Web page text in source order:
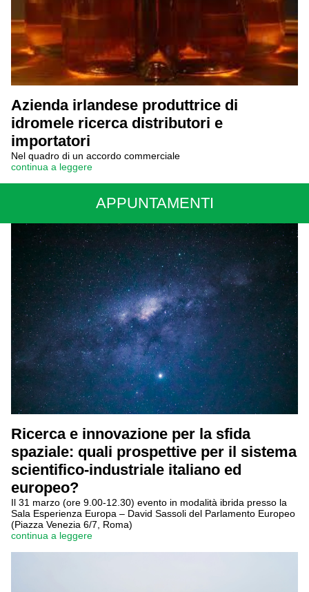
Azienda irlandese produttrice di
idromele ricerca distributori e
importatori
Nel quadro di un accordo commerciale
continua a leggere
APPUNTAMENTI
Ricerca e innovazione per la sfida
spaziale: quali prospettive per il sistema
scientifico-industriale italiano ed
europeo?
Il 31 marzo (ore 9.00-12.30) evento in modalità ibrida presso la
Sala Esperienza Europa – David Sassoli del Parlamento Europeo
(Piazza Venezia 6/7, Roma)
continua a leggere